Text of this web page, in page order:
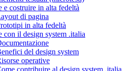
e costruire in alta fedeltà
di pagina
in alta fedeltà
con il design system .italia
del design system
operative
contribuire al design system .italia